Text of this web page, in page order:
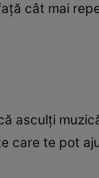
cât mai
asculţi
care te pot